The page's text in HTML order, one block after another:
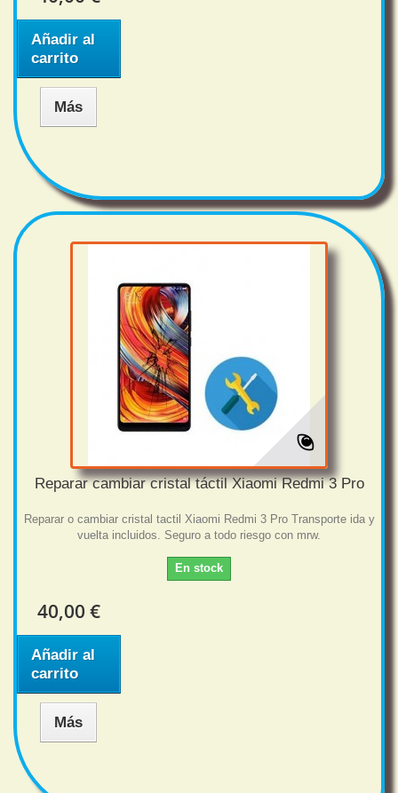
Añadir al
carrito
Más
Reparar cambiar cristal táctil Xiaomi Redmi 3 Pro
Reparar o cambiar cristal tactil Xiaomi Redmi 3 Pro Transporte ida y
vuelta incluidos. Seguro a todo riesgo con mrw.
En stock
40,00 €
Añadir al
carrito
Más